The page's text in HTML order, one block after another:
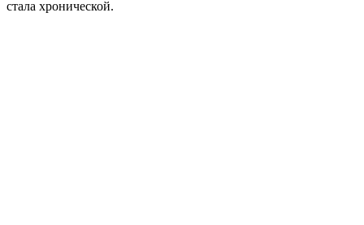
стала хронической.